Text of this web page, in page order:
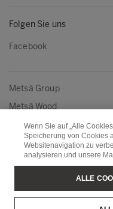
Folgen Sie uns
Facebook
Metsä Group
Metsä Wood
Metsä Board
Copyright © Metsä Group
Wenn Sie auf „Alle
Speicherung von Cookies
Websitenavigation zu
analysieren und unsere
ALLE